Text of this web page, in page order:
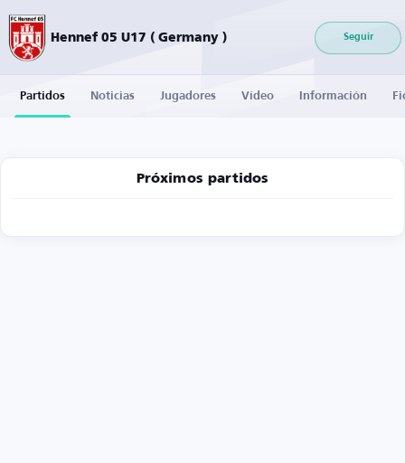
Hennef 05 U17 ( Germany ) Seguir
Partidos Noticias Jugadores Vídeo Información
Próximos partidos